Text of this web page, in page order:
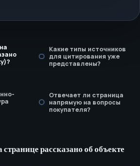
Какие типы источников
для цитирования уже
представлены?
Отвечает ли страница
напрямую на вопросы
покупателя?
рассказано об объекте